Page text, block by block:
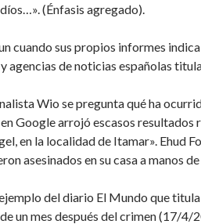
(Énfasis agregado).
cuando sus propios informes
agencias de noticias españolas
Wio se pregunta qué ha
Google arrojó escasos
en la localidad de Itamar». Ehud
asesinados en su casa a manos
del diario El Mundo que
un mes después del crimen (17/